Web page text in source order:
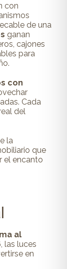
con
de una
ganan
cajones
para
con
Cada
del
la
que
el encanto
al
las luces
en